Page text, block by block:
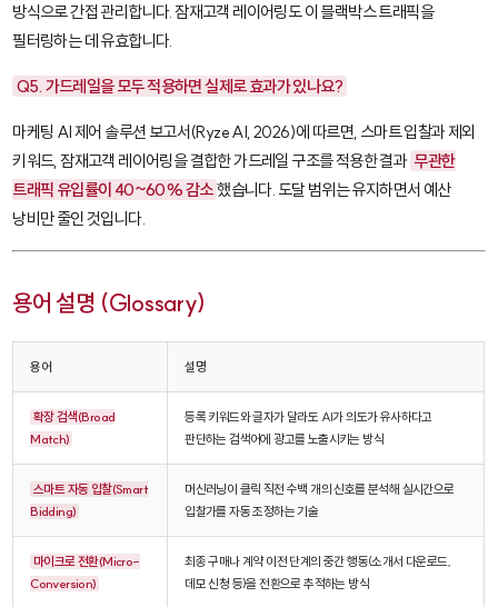
방식으로 간접 관리합니다. 잠재고객 레이어링도 이 블랙박스 트래픽을
필터링하는 데 유효합니다.
Q5. 가드레일을 모두 적용하면 실제로 효과가 있나요?
마케팅 AI 제어 솔루션 보고서(Ryze AI, 2026)에 따르면, 스마트 입찰과 제외
키워드, 잠재고객 레이어링을 결합한 가드레일 구조를 적용한 결과 무관한
트래픽 유입률이 40~60% 감소했습니다. 도달 범위는 유지하면서 예산
낭비만 줄인 것입니다.
용어 설명 (Glossary)
용어 설명
확장 검색(Broad
Match)
등록 키워드와 글자가 달라도 AI가 의도가 유사하다고
판단하는 검색어에 광고를 노출시키는 방식
스마트 자동 입찰(Smart
Bidding)
머신러닝이 클릭 직전 수백 개의 신호를 분석해 실시간으로
입찰가를 자동 조정하는 기술
마이크로 전환(Micro-
Conversion)
최종 구매나 계약 이전 단계의 중간 행동(소개서 다운로드,
데모 신청 등)을 전환으로 추적하는 방식